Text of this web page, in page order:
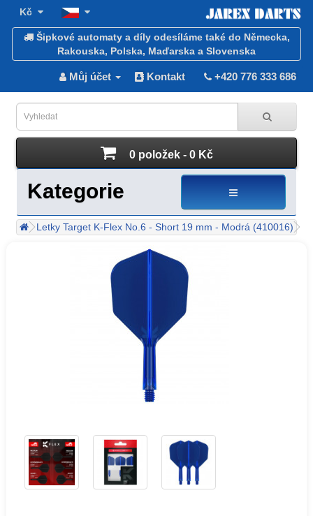
Kč
Šipkové automaty a díly odesíláme také do Německa,
Rakouska, Polska, Maďarska a Slovenska
Můj účet Kontakt +420 776 333 686
0 položek - 0 Kč
Kategorie
Letky Target K-Flex No.6 - Short 19 mm - Modrá (410016)